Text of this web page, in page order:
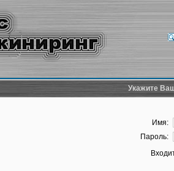
Укажите
Имя:
Пароль: